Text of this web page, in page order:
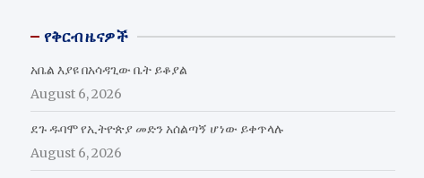
የቅርብ ዜናዎች
አቤል እያዩ በአሳዳጊው ቤት ይቆያል
August 6, 2026
ደጉ ዱባሞ የኢትዮጵያ መድን አሰልጣኝ ሆነው ይቀጥላሉ
August 6, 2026